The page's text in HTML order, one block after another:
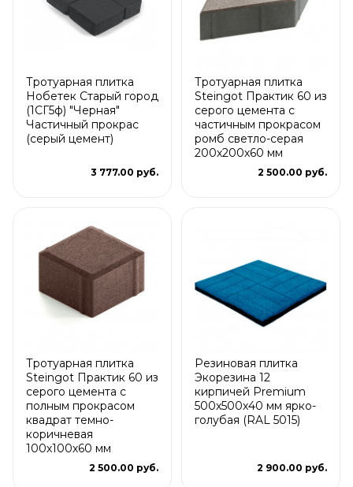
Тротуарная плитка
Нобетек Старый город
(1СГ5ф) "Черная"
Частичный прокрас
(серый цемент)
3 777.00 руб.
Тротуарная плитка
Steingot Практик 60 из
серого цемента с
частичным прокрасом
ромб светло-серая
200х200х60 мм
2 500.00 руб.
Тротуарная плитка
Steingot Практик 60 из
серого цемента с
полным прокрасом
квадрат темно-
коричневая
100х100х60 мм
2 500.00 руб.
Резиновая плитка
Экорезина 12
кирпичей Premium
500x500x40 мм ярко-
голубая (RAL 5015)
2 900.00 руб.